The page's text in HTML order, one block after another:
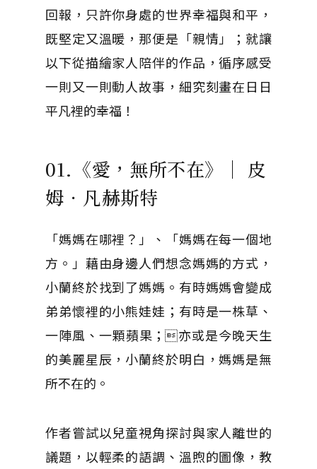
回報，只許你身處的世界幸福與和平，
既堅定又溫暖，那便是「親情」；就讓
以下從描繪家人陪伴的作品，循序感受
一則又一則動人故事，細究刻畫在日日
平凡裡的幸福！
01.《愛，無所不在》｜ 皮
姆．凡赫斯特
「媽媽在哪裡？」、「媽媽在每一個地
方。」藉由身邊人們想念媽媽的方式，
小蘭終於找到了媽媽。有時媽媽會變成
弟弟懷裡的小熊娃娃；有時是一株草、
一陣風、一顆蘋果；亦或是今晚天生
的美麗星辰，小蘭終於明白，媽媽是無
所不在的。
作者嘗試以兒童視角探討與家人離世的
議題，以輕柔的語調、溫煦的圖像，教